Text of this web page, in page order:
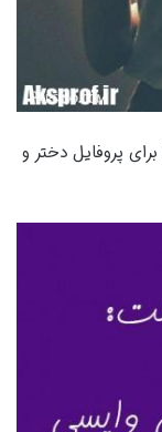
جدیدترین و زیباترین عکس نوشته های 2019 برای پروفایل دختر و